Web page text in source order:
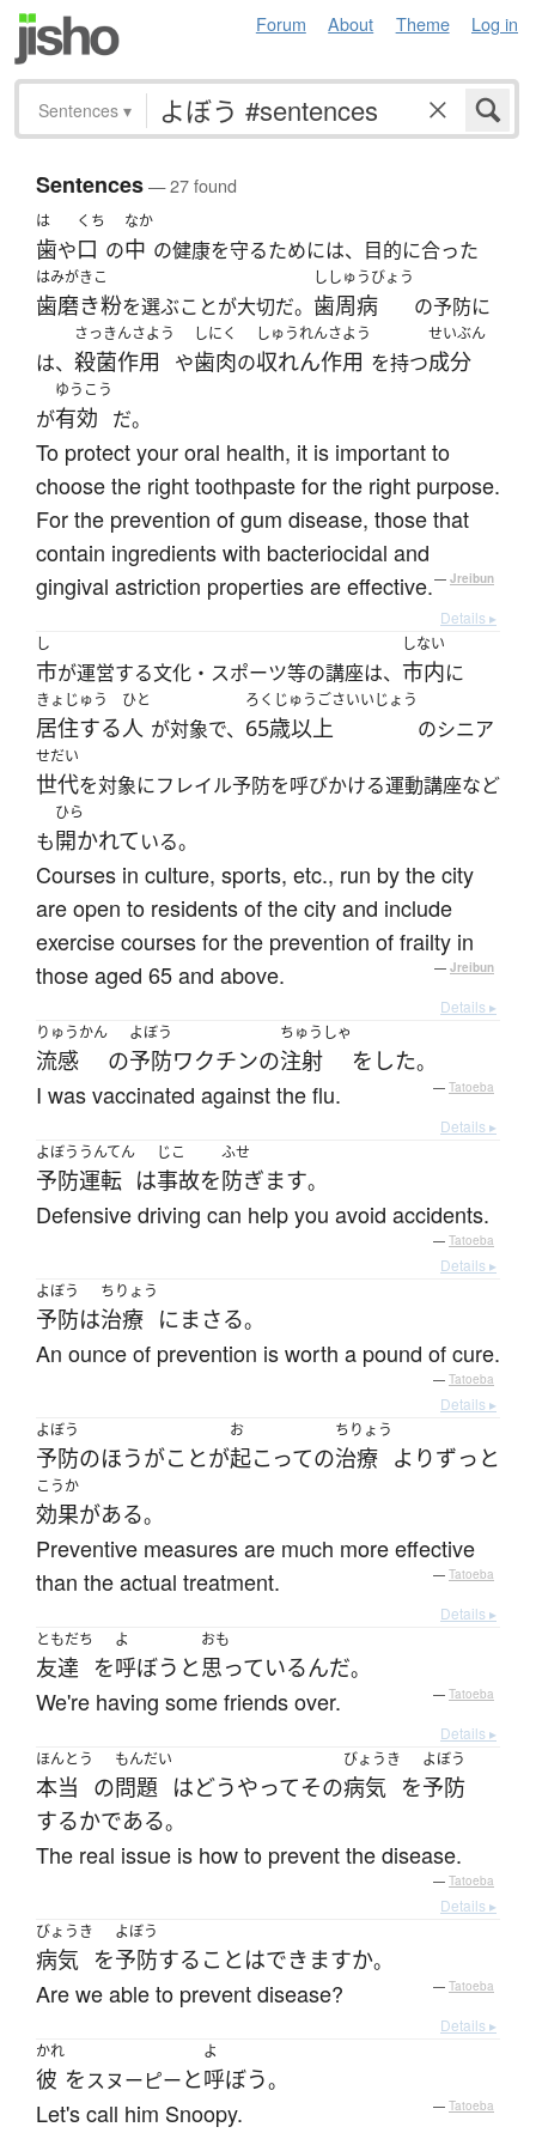
Forum About Theme Log in
Sentences ▾
Sentences— 27 found
は
歯や
くち
口 の
なか
中 の健康を守るためには、目的に合った
はみがきこ
歯磨き粉を選ぶことが大切だ。
ししゅうびょう
歯周病 の予防に
は、
さっきんさよう
殺菌作用 や
しにく
歯肉の
しゅうれんさよう
収れん作用 を持つ
せいぶん
成分
が
ゆうこう
有効 だ。
To protect your oral health, it is important to
choose the right toothpaste for the right purpose.
For the prevention of gum disease, those that
contain ingredients with bacteriocidal and
gingival astriction properties are effective.— Jreibun
Details ▸
し
市が運営する文化・スポーツ等の講座は、
しない
市内に
きょじゅう
居住する
ひと
人 が対象で、
ろくじゅうごさいいじょう
65歳以上 のシニア
せだい
世代を対象にフレイル予防を呼びかける運動講座など
も
ひら
開かれている。
Courses in culture, sports, etc., run by the city
are open to residents of the city and include
exercise courses for the prevention of frailty in
those aged 65 and above.
— Jreibun
Details ▸
りゅうかん
流感 の
よぼう
予防ワクチンの
ちゅうしゃ
注射 を した。
I was vaccinated against the flu. — Tatoeba
Details ▸
よぼう
予防
うんてん
運転 は
じこ
事故を
ふせ
防ぎます。
Defensive driving can help you avoid accidents.
— Tatoeba
Details ▸
よぼう
予防は
ちりょう
治療 にまさる。
An ounce of prevention is worth a pound of cure.
— Tatoeba
Details ▸
よぼう
予防のほうがことが
お
起こっての
ちりょう
治療 よりずっと
こうか
効果がある。
Preventive measures are much more effective
than the actual treatment.
— Tatoeba
Details ▸
ともだち
友達 を
よ
呼ぼう と
おも
思っているんだ。
We're having some friends over. — Tatoeba
Details ▸
ほんとう
本当 の
もんだい
問題 はどうやってその
びょうき
病気 を
よぼう
予防
するかである。
The real issue is how to prevent the disease.
— Tatoeba
Details ▸
びょうき
病気 を
よぼう
予防する ことはできますか。
Are we able to prevent disease? — Tatoeba
Details ▸
かれ
彼 をスヌーピーと
よ
呼ぼう。
Let's call him Snoopy. — Tatoeba